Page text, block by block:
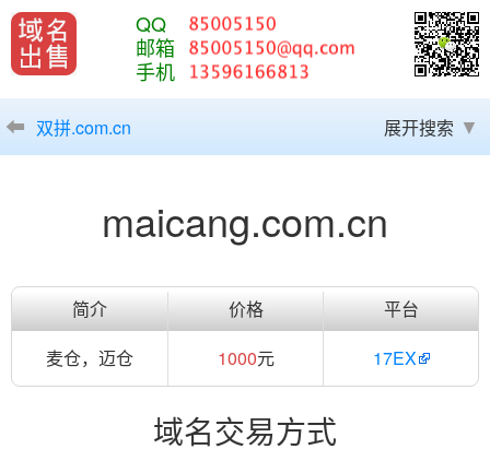
QQ
邮箱
手机
双拼.com.cn 展开搜索
maicang.com.cn
简介 价格
平台
麦仓，迈仓
1000元 17EX
域名交易方式